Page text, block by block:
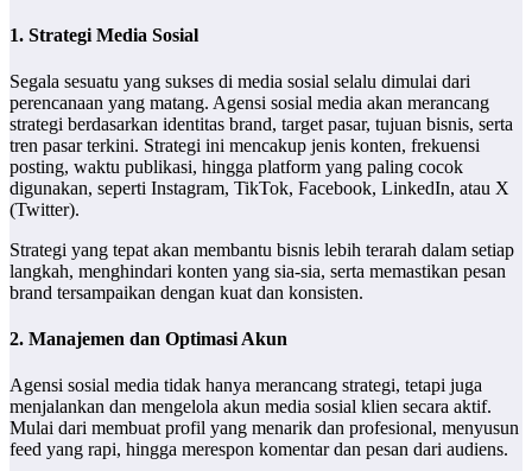
1. Strategi Media Sosial
Segala sesuatu yang sukses di media sosial selalu dimulai dari
perencanaan yang matang. Agensi sosial media akan merancang
strategi berdasarkan identitas brand, target pasar, tujuan bisnis, serta
tren pasar terkini. Strategi ini mencakup jenis konten, frekuensi
posting, waktu publikasi, hingga platform yang paling cocok
digunakan, seperti Instagram, TikTok, Facebook, LinkedIn, atau X
(Twitter).
Strategi yang tepat akan membantu bisnis lebih terarah dalam setiap
langkah, menghindari konten yang sia-sia, serta memastikan pesan
brand tersampaikan dengan kuat dan konsisten.
2. Manajemen dan Optimasi Akun
Agensi sosial media tidak hanya merancang strategi, tetapi juga
menjalankan dan mengelola akun media sosial klien secara aktif.
Mulai dari membuat profil yang menarik dan profesional, menyusun
feed yang rapi, hingga merespon komentar dan pesan dari audiens.